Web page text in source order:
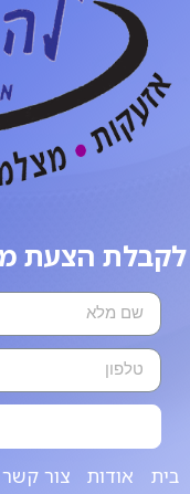
לקבלת הצעת
בית אודות צור קשר